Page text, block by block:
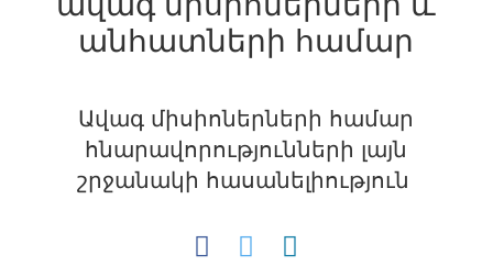
անհատների համար
Ավագ միսիոներների համար
հնարավորությունների լայն
շրջանակի հասանելիություն